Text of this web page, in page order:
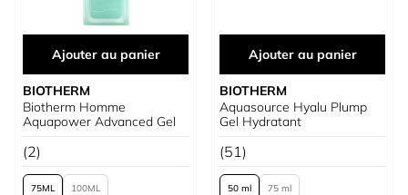
Ajouter au panier
BIOTHERM
Biotherm Homme
Aquapower Advanced Gel
(2)
75 100
Ajouter au panier
BIOTHERM
Aquasource Hyalu Plump
Gel Hydratant
(51)
50 ml 75 ml